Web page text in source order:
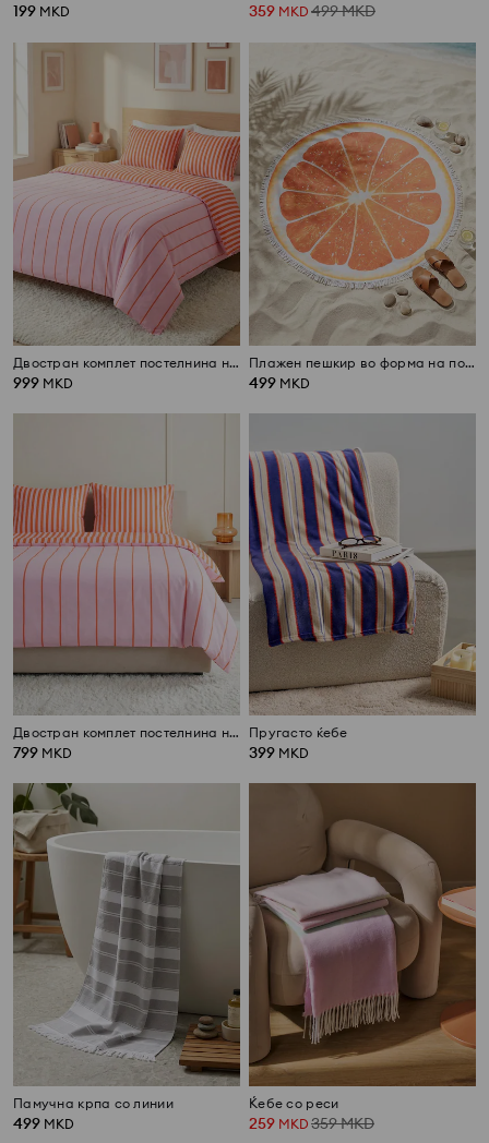
199 MKD 359 MKD 499MKD
Двостран комплет постелнина на риги
999 MKD
Плажен пешкир во форма на портокал
499 MKD
Двостран комплет постелнина на риги
799 MKD
Пругасто ќебе
399 MKD
Памучна крпа со линии
499 MKD
Ќебе со реси
259 MKD 359MKD